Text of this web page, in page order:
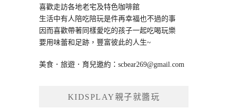
喜歡走訪各地老宅及特色咖啡館
生活中有人陪吃陪玩是件再幸福也不過的事
因而喜歡帶著同樣愛吃的孩子一起吃喝玩樂
要用味蕾和足跡，豐富彼此的人生~
美食．旅遊．育兒邀約：scbear269@gmail.com
KIDSPLAY親子就醬玩